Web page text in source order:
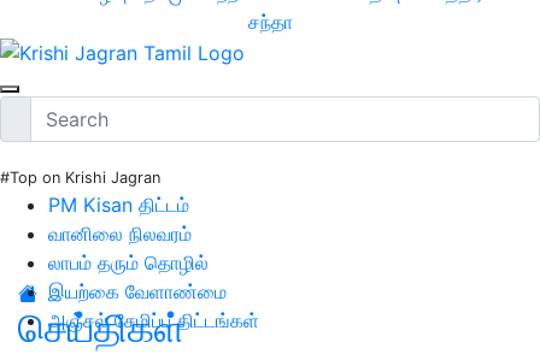
சந்தா
#Top on Krishi Jagran
PM Kisan திட்டம்
வானிலை நிலவரம்
லாபம் தரும் தொழில்
இயற்கை வேளாண்மை
அஞ்சல் சேமிப்பு திட்டங்கள்
செய்திகள்